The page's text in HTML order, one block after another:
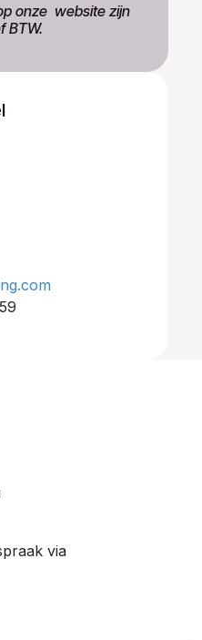
onze ​website zijn
BTW.
via